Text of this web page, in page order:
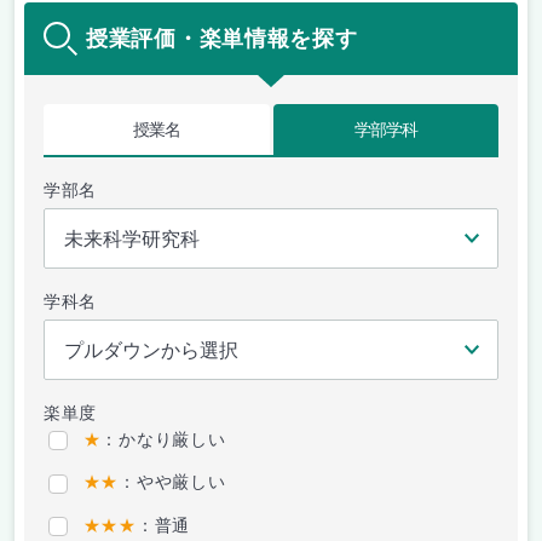
授業評価・楽単情報を探す
授業名 学部学科
学部名
学科名
楽単度
★ ：かなり厳しい
★★ ：やや厳しい
★★★ ：普通